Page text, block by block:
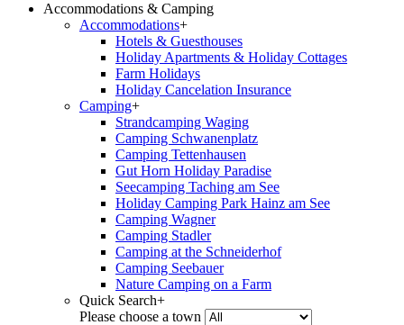
Accommodations & Camping
Accommodations+
Hotels & Guesthouses
Holiday Apartments & Holiday Cottages
Farm Holidays
Holiday Cancelation Insurance
Camping+
Strandcamping Waging
Camping Schwanenplatz
Camping Tettenhausen
Gut Horn Holiday Paradise
Seecamping Taching am See
Holiday Camping Park Hainz am See
Camping Wagner
Camping Stadler
Camping at the Schneiderhof
Camping Seebauer
Nature Camping on a Farm
Quick Search+
Please choose a town